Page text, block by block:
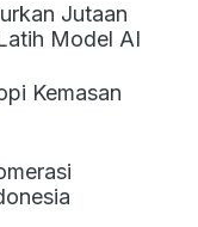
Jutaan
Model AI
Kemasan